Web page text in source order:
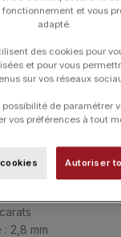
à votre
de pendentifs
en or, diamant ou
d’oreilles, et
qui raconteront
2,8 mm
fonctionnement et vous
adapté.
des cookies pour
et pour vous
sur vos réseaux
possibilité de paramétrer
vos préférences à tout
Autoriser